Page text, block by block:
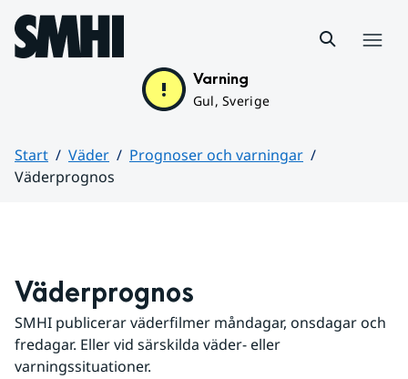
Hoppa till sidans innehåll
Varning
Gul, Sverige
Start Väder
Prognoser och varningar
Väderprognos
Väderprognos
SMHI publicerar väderfilmer måndagar, onsdagar och
fredagar. Eller vid särskilda väder- eller
varningssituationer.